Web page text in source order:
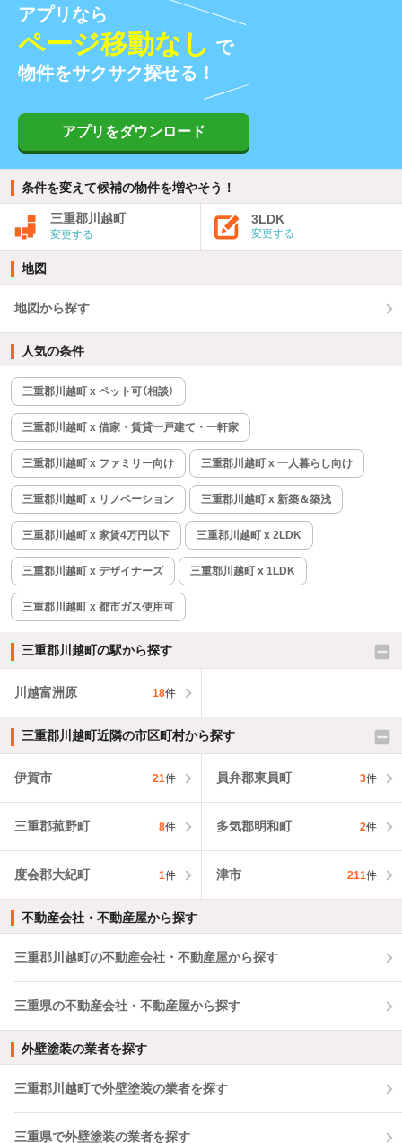
アプリなら
ページ移動なし で
物件をサクサク探せる！
アプリをダウンロード
条件を変えて候補の物件を増やそう！
三重郡川越町
変更する
3LDK
変更する
地図
地図から探す
人気の条件
三重郡川越町 x ペット可（相談）
三重郡川越町 x 借家・賃貸一戸建て・一軒家
三重郡川越町 x ファミリー向け 三重郡川越町 x 一人暮らし向け
三重郡川越町 x リノベーション 三重郡川越町 x 新築＆築浅
三重郡川越町 x 家賃4万円以下 三重郡川越町 x 2LDK
三重郡川越町 x デザイナーズ 三重郡川越町 x 1LDK
三重郡川越町 x 都市ガス使用可
三重郡川越町の駅から探す
川越富洲原 18件
三重郡川越町近隣の市区町村から探す
伊賀市 21件 員弁郡東員町 3件
三重郡菰野町 8件 多気郡明和町 2件
度会郡大紀町 1件 津市 211件
不動産会社・不動産屋から探す
三重郡川越町の不動産会社・不動産屋から探す
三重県の不動産会社・不動産屋から探す
外壁塗装の業者を探す
三重郡川越町で外壁塗装の業者を探す
三重県で外壁塗装の業者を探す